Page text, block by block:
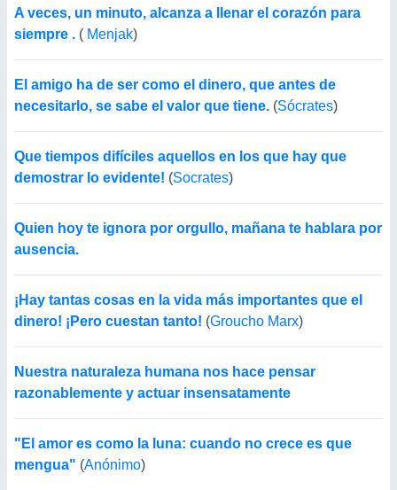
A veces, un minuto, alcanza a llenar el corazón para
siempre . ( Menjak)
El amigo ha de ser como el dinero, que antes de
necesitarlo, se sabe el valor que tiene. (Sócrates)
Que tiempos difíciles aquellos en los que hay que
demostrar lo evidente! (Socrates)
Quien hoy te ignora por orgullo, mañana te hablara por
ausencia.
¡Hay tantas cosas en la vida más importantes que el
dinero! ¡Pero cuestan tanto! (Groucho Marx)
Nuestra naturaleza humana nos hace pensar
razonablemente y actuar insensatamente
"El amor es como la luna: cuando no crece es que
mengua" (Anónimo)